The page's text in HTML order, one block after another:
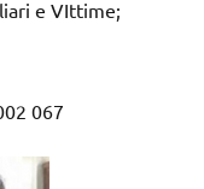
e VIttime;
067